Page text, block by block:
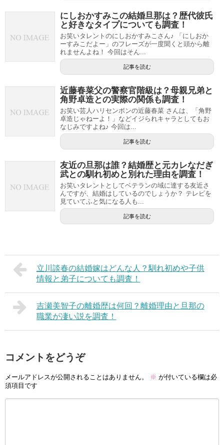
にしおかすみこの結婚旦那は？歴代彼氏
と好きなタイプについても調査！
お笑いタレントのにしおかすみこさん♪ 「にしおか
ーすみこだよー」のフレーズが一度聞くと頭から離
れませんよね！ 今回はそん...
記事を読む
近藤春菜父の警察官階級は？母親兄弟と
角野卓造との実際の関係も調査！
お笑い芸人ハリセンボンの近藤春菜 さんは、「角野
卓造じゃねーよ！」などイジられキャラとしてもお
なじみですよね♪ 今回は...
記事を読む
友近の旦那は誰？結婚歴と元カレなだぎ
武との馴れ初めと別れた理由を調査！
お笑いタレントとしてベテランの域に達する友近さ
んですが、結婚はしているのでしょうか？ テレビを
見ていてふと気になる人も...
記事を読む
立川談春の結婚嫁はどんな人？馴れ初めや子供
情報と弟子についても調査！
吉瀬美智子の離婚歴は何回？離婚理由と旦那の
職業が凄い説を調査！
コメントをどうぞ
メールアドレスが公開されることはありません。 ※ が付いている欄は必
須項目です